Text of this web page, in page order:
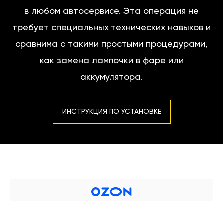
в любом автосервисе. Эта операция не
требует специальных технических навыков и
сравнима с такими простыми процедурами,
как замена лампочки в фаре или
аккумулятора.
ИНСТРУКЦИЯ ПО УСТАНОВКЕ